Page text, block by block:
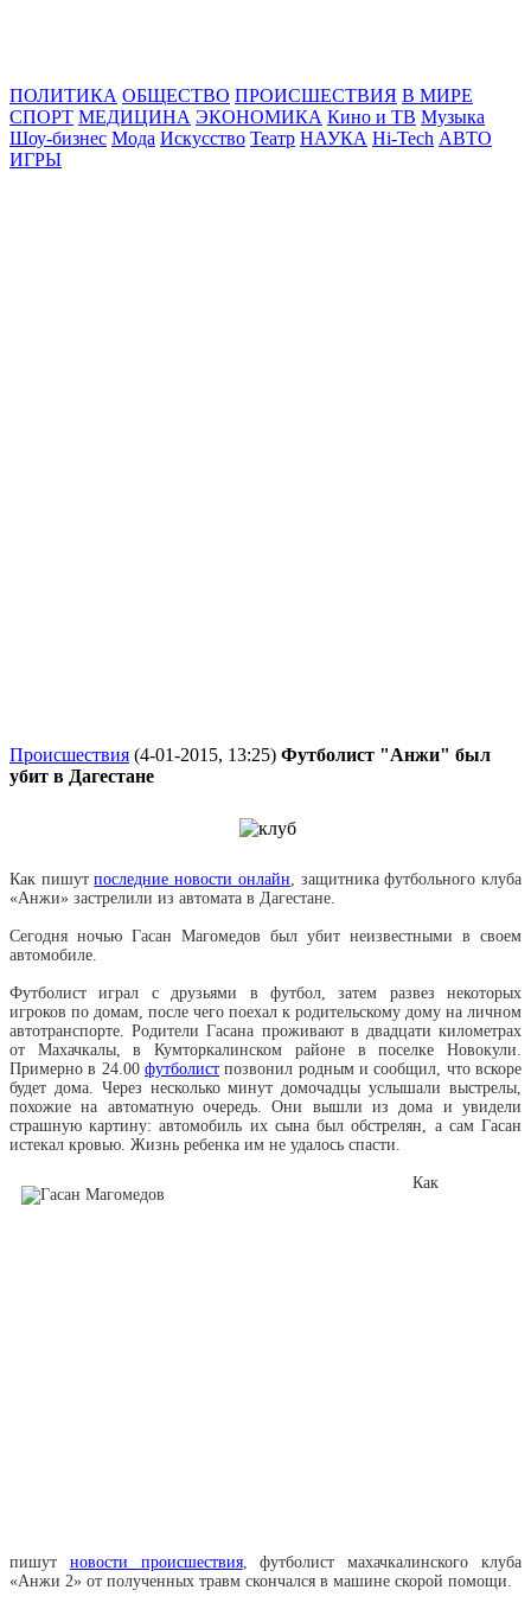
ПОЛИТИКА ОБЩЕСТВО ПРОИСШЕСТВИЯ В МИРЕ
СПОРТ МЕДИЦИНА ЭКОНОМИКА Кино и ТВ Музыка
Шоу-бизнес Мода Искусство Театр НАУКА Hi-Tech АВТО
ИГРЫ
Происшествия (4-01-2015, 13:25) Футболист "Анжи" был
убит в Дагестане
Как пишутпоследние новости онлайн, защитника футбольного клуба
«Анжи» застрелили из автомата в Дагестане.
Сегодня ночью Гасан Магомедов был убит неизвестными в своем
автомобиле.
Футболист играл с друзьями в футбол, затем развез некоторых
игроков по домам, после чего поехал к родительскому дому на личном
автотранспорте. Родители Гасана проживают в двадцати километрах
от Махачкалы, в Кумторкалинском районе в поселке Новокули.
Примерно в 24.00 футболист позвонил родным и сообщил, что вскоре
будет дома. Через несколько минут домочадцы услышали выстрелы,
похожие на автоматную очередь. Они вышли из дома и увидели
страшную картину: автомобиль их сына был обстрелян, а сам Гасан
истекал кровью. Жизнь ребенка им не удалось спасти.
Как
пишут новости происшествия, футболист махачкалинского клуба
«Анжи 2» от полученных травм скончался в машине скорой помощи.